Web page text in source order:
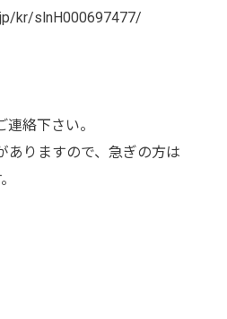
kr/slnH000697477/
絡下さい。
ありますので、急ぎの方は